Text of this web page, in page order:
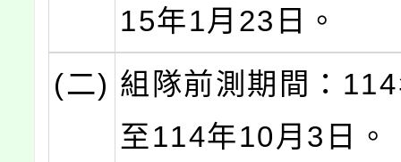
15年1月23日。
(二) 組隊前測期間：
至114年10月3日。